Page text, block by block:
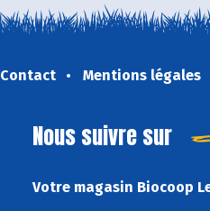
Contact Mentions légales
Nous suivre sur
Votre magasin Biocoop